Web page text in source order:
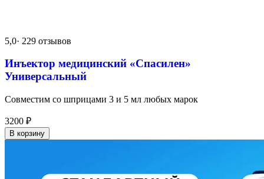
5,0· 229 отзывов
Инъектор медицинский «Спасилен»
Универсальный
Совместим со шприцами 3 и 5 мл любых марок
3200 ₽
В корзину